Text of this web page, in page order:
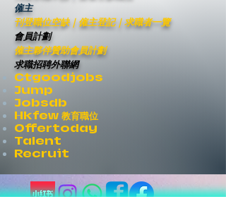
僱主
刊登職位空缺｜僱主登記｜求職者一覽
會員計劃
僱主夥伴贊助會員計劃
求職招聘外聯網
Ctgoodjobs
Jump
Jobsdb
Hkfew 教育職位
Offertoday
Talent
Recruit